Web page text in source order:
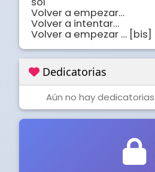
Volver a empezar…
Volver a intentar…
Volver a empezar … [bis]
Dedicatorias
Aún no hay